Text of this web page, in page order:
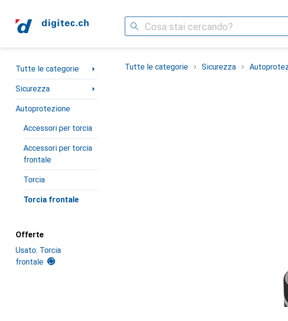
Cerca
Categoria Navigazione
Tutte le categorie
Sicurezza
Autoprotezione
Accessori per torcia
Accessori per torcia
frontale
Torcia
Torcia frontale
Offerte
Usato: Torcia
frontale
Tutte le categorie Sicurezza